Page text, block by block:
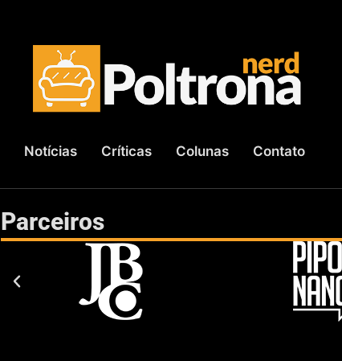
Notícias Críticas Colunas Contato
Parceiros